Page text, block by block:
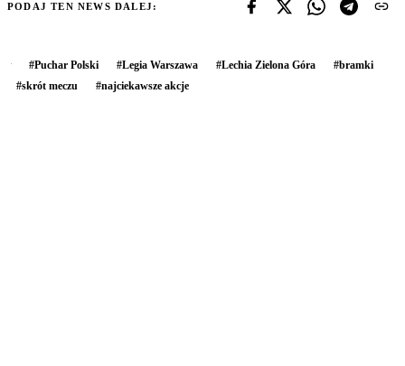
PODAJ TEN NEWS DALEJ:
#Puchar Polski #Legia Warszawa #Lechia Zielona Góra #bramki
#skrót meczu #najciekawsze akcje